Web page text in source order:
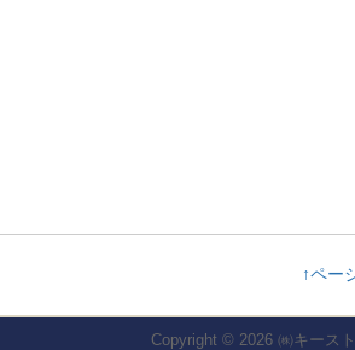
↑ペー
Copyright © 2026 ㈱キース